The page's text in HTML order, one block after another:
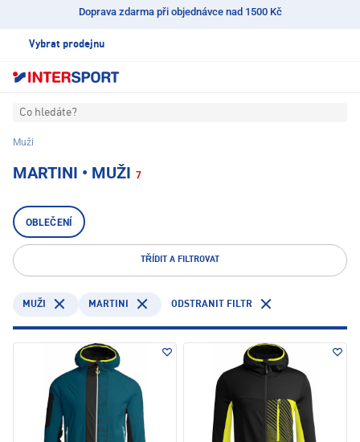
Doprava zdarma při objednávce nad 1500 Kč
Vybrat prodejnu
Co hledáte?
Muži
MARTINI • MUŽI 7
OBLEČENÍ
TŘÍDIT A FILTROVAT
MUŽI MARTINI ODSTRANIT FILTR